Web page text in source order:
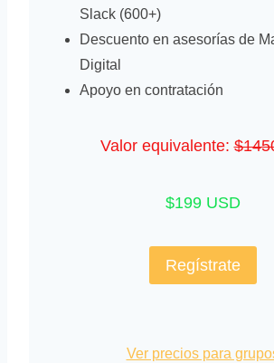
Slack (600+)
Descuento en asesorías de
Digital
Apoyo en contratación
Valor equivalente:
$199 USD
Regístrate
Ver precios para